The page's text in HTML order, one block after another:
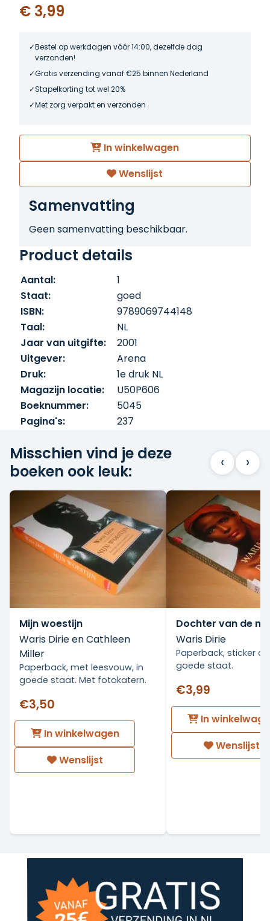
€ 3,99
Bestel op werkdagen vóór 14:00, dezelfde dag
verzonden!
Gratis verzending vanaf €25 binnen Nederland
Stapelkorting tot wel 20%
Met zorg verpakt en verzonden
In winkelwagen
Wenslijst
Samenvatting
Geen samenvatting beschikbaar.
Product details
Aantal:
1
Staat:
goed
ISBN:
9789069744148
Taal:
NL
Jaar van uitgifte:
2001
Uitgever:
Arena
Druk:
1e druk NL
Magazijn locatie:
U50P606
Boeknummer:
5045
Pagina's:
237
Misschien vind je deze
boeken ook leuk:
‹ ›
Mijn woestijn
Waris Dirie en Cathleen
Miller
Paperback, met leesvouw, in
goede staat. Met fotokatern.
€3,50
In winkelwagen
Wenslijst
Dochter van de
Waris Dirie
Paperback, sticker
goede staat.
€3,99
In
Wenslijst